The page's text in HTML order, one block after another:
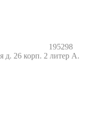
195298
д. 26 корп. 2 литер А.